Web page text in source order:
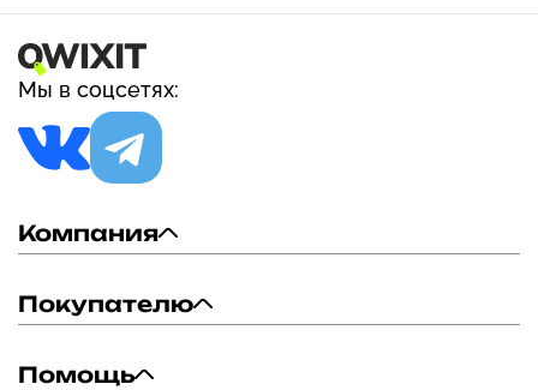
Мы в соцсетях:
Компания
Покупателю
Помощь